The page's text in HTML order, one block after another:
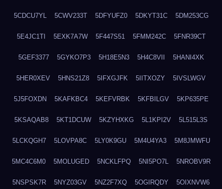
5CDCU7YL 5CWV233T 5DFYUFZ0 5DKYT31C 5DM253CG
5E4JC1TI 5EXK7A7W 5F447S51 5FMM242C 5FNR39CT
5GEF3377 5GYKO7P3 5H18E5N3 5H4C8VII 5HANI4XK
5HER0XEV 5HNS21Z8 5IFXGJFK 5IITXOZY 5IVSLWGV
5J5FOXDN 5KAFKBC4 5KEFVRBK 5KFBILGV 5KP635PE
5KSAQAB8 5KT1DCUW 5KZYHXKG 5L1KPI2V 5L515L3S
5LCKQGH7 5LOVPA8C 5LY0K9GU 5M4U4YA3 5M8JMWFU
5MC4C6M0 5MOLUGED 5NCKLFPQ 5NI5PO7L 5NROBV9R
5NSPSK7R 5NYZ03GV 5NZ2F7XQ 5OGIRQDY 5OIXNVW6